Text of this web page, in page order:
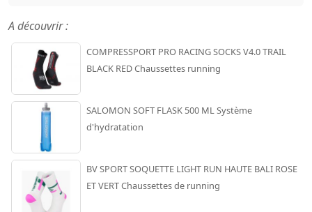
A découvrir :
COMPRESSPORT PRO RACING SOCKS V4.0 TRAIL
BLACK RED Chaussettes running
SALOMON SOFT FLASK 500 ML Système
d'hydratation
BV SPORT SOQUETTE LIGHT RUN HAUTE BALI ROSE
ET VERT Chaussettes de running